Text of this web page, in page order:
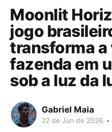
Moonlit
jogo
transforma a
fazenda em
sob a luz da
Gabriel Maia
22 de Jun de 2026 •